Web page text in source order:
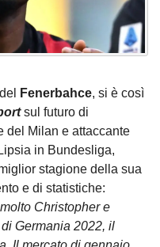
Fenerbahce, si è così
sul futuro di
del Milan e attaccante
in Bundesliga,
stagione della sua
e di statistiche:
Christopher e
Germania 2022, il